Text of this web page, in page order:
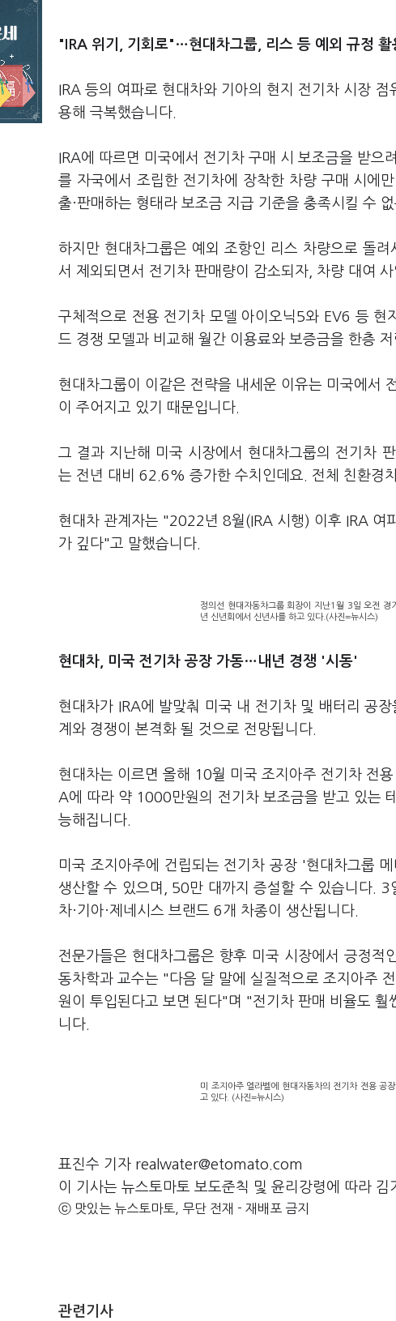
"IRA 위기, 기회로"…현대차그룹, 리스 등 예외 규정 활
IRA 등의 여파로 현대차와 기아의 현지 전기차 시장
용해 극복했습니다.
IRA에 따르면 미국에서 전기차 구매 시 보조금을 받으
를 자국에서 조립한 전기차에 장착한 차량 구매 시에
출·판매하는 형태라 보조금 지급 기준을 충족시킬 수
하지만 현대차그룹은 예외 조항인 리스 차량으로 돌
서 제외되면서 전기차 판매량이 감소되자, 차량 대여
구체적으로 전용 전기차 모델 아이오닉5와 EV6 등
드 경쟁 모델과 비교해 월간 이용료와 보증금을 한층
현대차그룹이 이같은 전략을 내세운 이유는 미국에서
이 주어지고 있기 때문입니다.
그 결과 지난해 미국 시장에서 현대차그룹의 전기차
는 전년 대비 62.6% 증가한 수치인데요. 전체 친환경
현대차 관계자는 "2022년 8월(IRA 시행) 이후 IRA 여
가 깊다"고 말했습니다.
정의선 현대자동차그룹 회장이 지난1월 3일 오전
년 신년회에서 신년사를 하고 있다.(사진=뉴시스)
현대차, 미국 전기차 공장 가동…내년 경쟁 '시동'
현대차가 IRA에 발맞춰 미국 내 전기차 및 배터리 공
계와 경쟁이 본격화 될 것으로 전망됩니다.
현대차는 이르면 올해 10월 미국 조지아주 전기차 전
A에 따라 약 1000만원의 전기차 보조금을 받고 있는
능해집니다.
미국 조지아주에 건립되는 전기차 공장 '현대차그룹
생산할 수 있으며, 50만 대까지 증설할 수 있습니다.
차·기아·제네시스 브랜드 6개 차종이 생산됩니다.
전문가들은 현대차그룹은 향후 미국 시장에서 긍정
동차학과 교수는 "다음 달 말에 실질적으로 조지아주
원이 투입된다고 보면 된다"며 "전기차 판매 비율도
니다.
미 조지아주 엘라벨에 현대자동차의 전기차 전용
고 있다. (사진=뉴시스)
표진수 기자 realwater@etomato.com
이 기사는 뉴스토마토 보도준칙 및 윤리강령에 따라 김
ⓒ 맛있는 뉴스토마토, 무단 전재 - 재배포 금지
관련기사